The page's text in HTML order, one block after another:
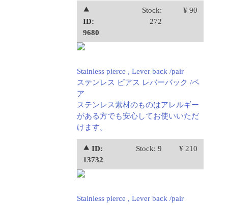
⯅
ID:
9680
Stock:
272
¥ 90
Stainless pierce , Lever back /pair
ステンレス ピアス レバーバック /ペ
ア
ステンレス素材のものはアレルギー
がある方でも安心してお使いいただ
けます。
⯅ ID:
13732
Stock: 9 ¥ 210
Stainless pierce , Lever back /pair